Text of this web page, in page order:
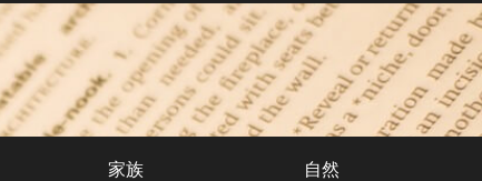
家族 自然